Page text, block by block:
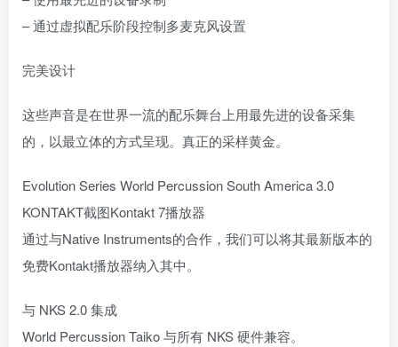
– 通过虚拟配乐阶段控制多麦克风设置
完美设计
这些声音是在世界一流的配乐舞台上用最先进的设备采集
的，以最立体的方式呈现。真正的采样黄金。
Evolution Series World Percussion South America 3.0
KONTAKT截图Kontakt 7播放器
通过与Native Instruments的合作，我们可以将其最新版本的
免费Kontakt播放器纳入其中。
与 NKS 2.0 集成
World Percussion Taiko 与所有 NKS 硬件兼容。